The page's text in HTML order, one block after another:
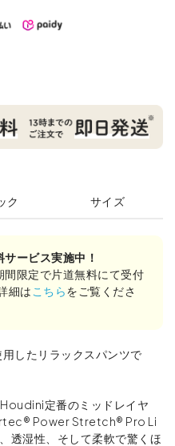
ク サイズ
サービス実施中！
限定で片道無料にて受付
細は こちらをご覧くださ
したリラックスパンツで
定番のミッドレイヤ
Power Stretch® Pro Li
透湿性、そして柔軟で驚くほ